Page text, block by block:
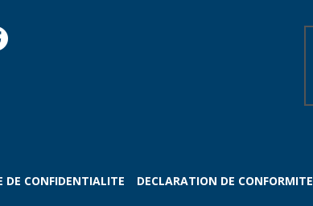
DE CONFIDENTIALITE DECLARATION DE CONFORMITE